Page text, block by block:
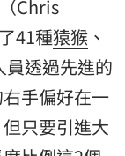
Chris
41種猿猴 、
透過先進的
右手偏好在一
只要引進大